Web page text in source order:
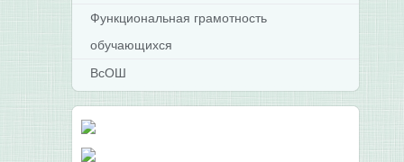
Функциональная грамотность
обучающихся
ВсОШ